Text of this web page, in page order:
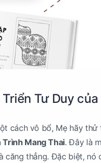
Tư Duy của
cách vô bổ, Mẹ hãy thử
Trình Mang Thai. Đây là
căng thẳng. Đặc biệt, nó